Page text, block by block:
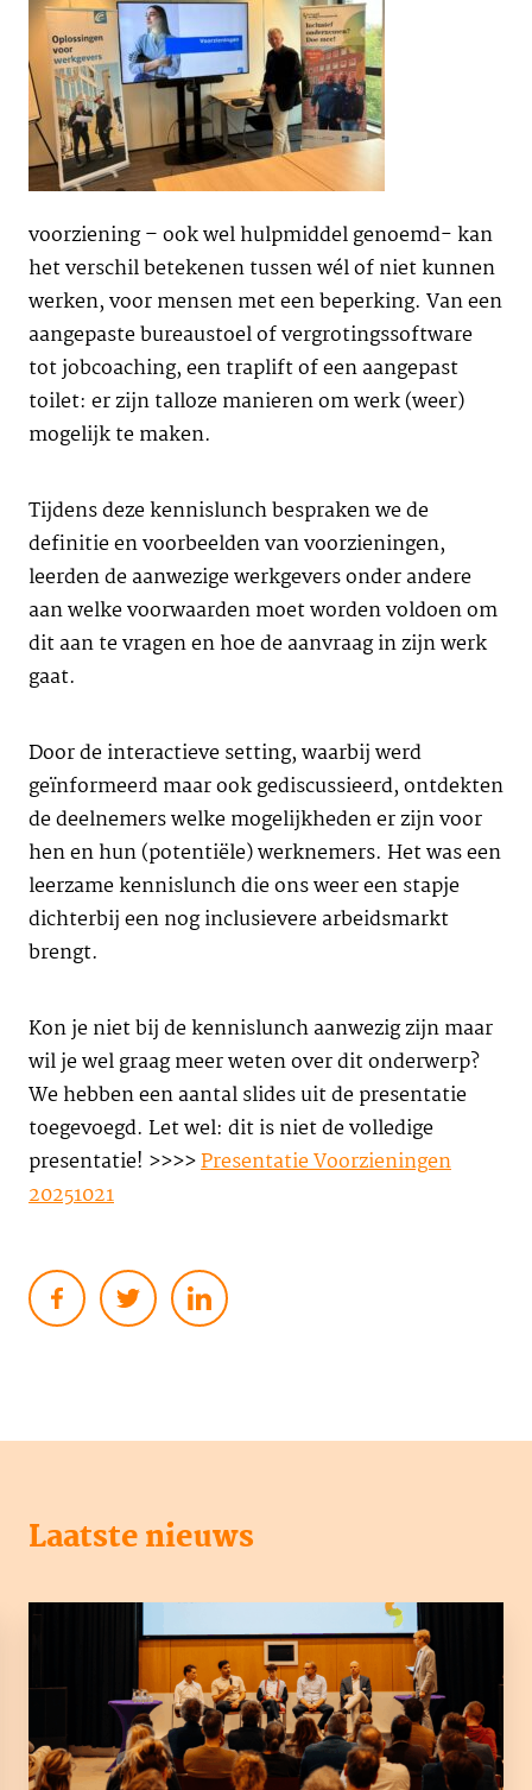
voorziening – ook wel hulpmiddel genoemd- kan
het verschil betekenen tussen wél of niet kunnen
werken, voor mensen met een beperking. Van een
aangepaste bureaustoel of vergrotingssoftware
tot jobcoaching, een traplift of een aangepast
toilet: er zijn talloze manieren om werk (weer)
mogelijk te maken.
Tijdens deze kennislunch bespraken we de
definitie en voorbeelden van voorzieningen,
leerden de aanwezige werkgevers onder andere
aan welke voorwaarden moet worden voldoen om
dit aan te vragen en hoe de aanvraag in zijn werk
gaat.
Door de interactieve setting, waarbij werd
geïnformeerd maar ook gediscussieerd, ontdekten
de deelnemers welke mogelijkheden er zijn voor
hen en hun (potentiële) werknemers. Het was een
leerzame kennislunch die ons weer een stapje
dichterbij een nog inclusievere arbeidsmarkt
brengt.
Kon je niet bij de kennislunch aanwezig zijn maar
wil je wel graag meer weten over dit onderwerp?
We hebben een aantal slides uit de presentatie
toegevoegd. Let wel: dit is niet de volledige
presentatie! >>>>Presentatie Voorzieningen
20251021
Laatste nieuws